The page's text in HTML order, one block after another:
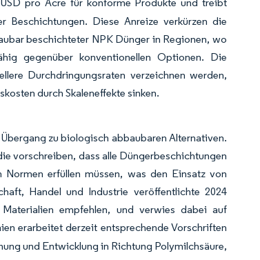
Diese Anreize verkürzen die
beschichteter NPK Dünger in Regionen, wo
gegenüber konventionellen Optionen. Die
Durchdringungsraten verzeichnen werden,
durch Skaleneffekte sinken.
zu biologisch abbaubaren Alternativen.
vorschreiben, dass alle Düngerbeschichtungen
erfüllen müssen, was den Einsatz von
Handel und Industrie veröffentlichte 2024
empfehlen, und verwies dabei auf
erarbeitet derzeit entsprechende Vorschriften
und Entwicklung in Richtung Polymilchsäure,